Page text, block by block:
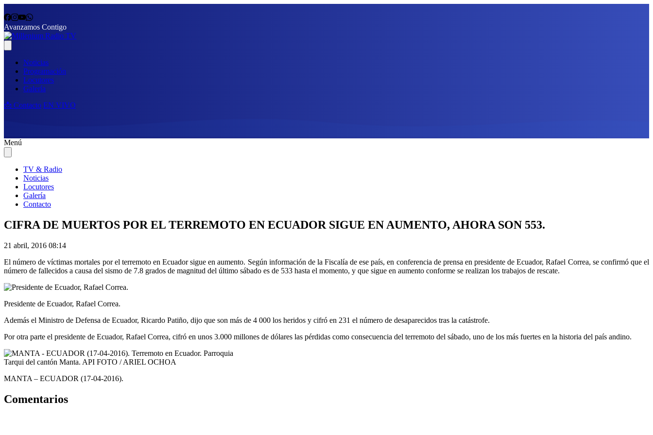
Avanzamos Contigo
Noticias
Programación
Locutores
Galería
📩 Contacto EN VIVO
Menú
TV & Radio
Noticias
Locutores
Galería
Contacto
CIFRA DE MUERTOS POR EL TERREMOTO EN ECUADOR SIGUE EN AUMENTO, AHORA SON 553.
21 abril, 2016 08:14
El número de víctimas mortales por el terremoto en Ecuador sigue en aumento. Según información de la Fiscalía de ese país, en conferencia de prensa en presidente de Ecuador, Rafael Correa, se confirmó que el
número de fallecidos a causa del sismo de 7.8 grados de magnitud del último sábado es de 533 hasta el momento, y que sigue en aumento conforme se realizan los trabajos de rescate.
Presidente de Ecuador, Rafael Correa.
Además el Ministro de Defensa de Ecuador, Ricardo Patiño, dijo que son más de 4 000 los heridos y cifró en 231 el número de desaparecidos tras la catástrofe.
Por otra parte el presidente de Ecuador, Rafael Correa, cifró en unos 3.000 millones de dólares las pérdidas como consecuencia del terremoto del sábado, uno de los más fuertes en la historia del país andino.
MANTA – ECUADOR (17-04-2016).
Comentarios